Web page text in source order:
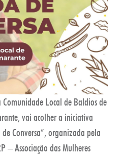
Local de Baldios de
vai acolher a iniciativa
Conversa”, organizada pela
– Associação das Mulheres